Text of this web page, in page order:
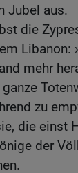
Jubel aus.
die
Libanon:
mehr
ganze
zu
die einst
der